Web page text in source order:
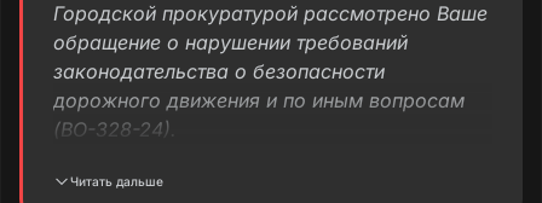
Городской прокуратурой рассмотрено Ваше
обращение о нарушении требований
законодательства о безопасности
дорожного движения и по иным вопросам
(ВО-328-24).
Проверкой установлено, что доводы,
Читать дальше